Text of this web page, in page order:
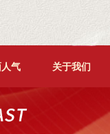
人气 关于我们